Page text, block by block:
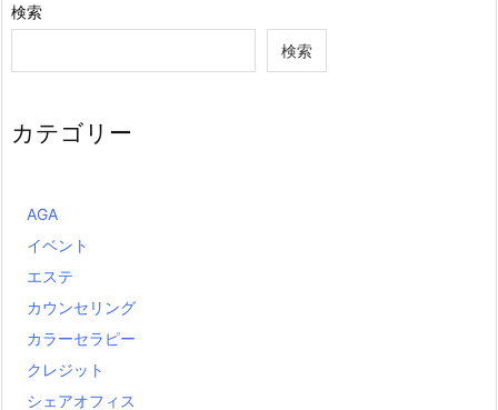
検索
検索
カテゴリー
AGA
イベント
エステ
カウンセリング
カラーセラピー
クレジット
シェアオフィス